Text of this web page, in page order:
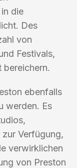
die
Des
von
Festivals,
bereichern.
ebenfalls
werden. Es
Verfügung,
verwirklichen
von Preston